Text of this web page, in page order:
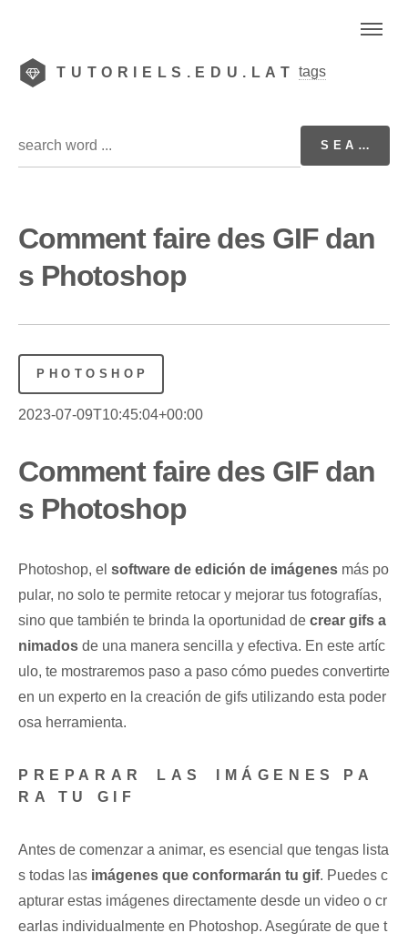
TUTORIELS.EDU.LAT tags
Comment faire des GIF dan
s Photoshop
PHOTOSHOP
2023-07-09T10:45:04+00:00
Comment faire des GIF dan
s Photoshop
Photoshop, el software​ de edición de imágenes más po
pular, no solo te permite retocar y mejorar‍ tus fotografías,
sino que ⁤también te brinda⁢ la oportunidad de crear gifs a
nimados de una manera sencilla y efectiva. En este artíc
ulo, te mostraremos paso a ⁣paso⁣ cómo puedes convertirte
⁣en ‌un‌ experto en la creación de gifs utilizando esta ⁤poder
osa herramienta.
PREPARAR ⁣LAS⁢ IMÁGENES PA
RA TU GIF
Antes de comenzar a animar, es esencial⁤ que tengas ⁣lista
s todas las imágenes ⁣que conformarán tu gif.⁣ Puedes c
apturar estas⁤ imágenes⁣ directamente⁢ desde un‌ video o cr
earlas ⁣individualmente ‌en ‍Photoshop. Asegúrate⁢ de que t